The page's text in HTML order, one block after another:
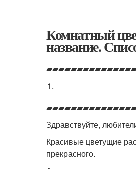
Комнатный
название.
Здравствуйте,
Красивые цветущие
прекрасного.